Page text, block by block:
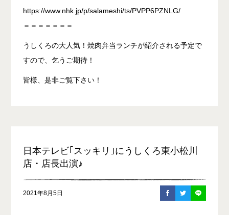
https://www.nhk.jp/p/salameshi/ts/PVPP6PZNLG/
＝＝＝＝＝＝＝
うしくろの大人気！焼肉弁当ランチが紹介される予定で
すので、乞うご期待！
皆様、是非ご覧下さい！
日本テレビ｢スッキリ｣にうしくろ東小松川
店・店長出演♪
2021年8月5日